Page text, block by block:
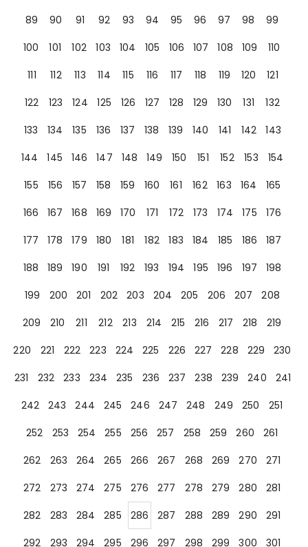
89
90 91 92 93 94 95 96 97 98
99
100
101 102 103 104 105 106 107 108 109
110
111
112 113 114 115 116 117 118 119 120
121
122
123 124 125 126 127 128 129 130 131
132
133
134 135 136 137 138 139 140 141 142
143
144
145 146 147 148 149 150 151 152 153
154
155
156 157 158 159 160 161 162 163 164
165
166
167 168 169 170 171 172 173 174 175
176
177
178 179 180 181 182 183 184 185 186
187
188
189 190 191 192 193 194 195 196 197
198
199
200 201 202 203 204 205 206 207
208
209
210 211 212 213 214 215 216 217 218
219
220
221 222 223 224 225 226 227 228 229
230
231
232 233 234 235 236 237 238 239 240
241
242
243 244 245 246 247 248 249 250
251
252
253 254 255 256 257 258 259 260
261
262
263 264 265 266 267 268 269 270
271
272
273 274 275 276 277 278 279 280
281
282
283 284 285 286 287 288 289 290
291
292
293 294 295 296 297 298 299 300 301